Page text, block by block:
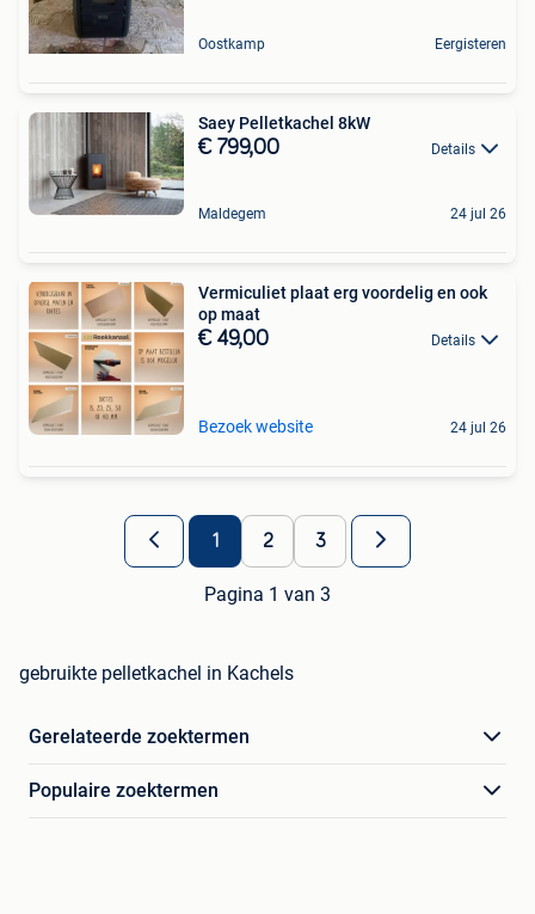
Oostkamp Eergisteren
Saey Pelletkachel 8kW
€ 799,00 Details
Maldegem 24 jul 26
Vermiculiet plaat erg voordelig en ook
op maat
€ 49,00 Details
Bezoek website 24 jul 26
1 2 3
Pagina 1 van 3
gebruikte pelletkachel in Kachels
Gerelateerde zoektermen
Populaire zoektermen